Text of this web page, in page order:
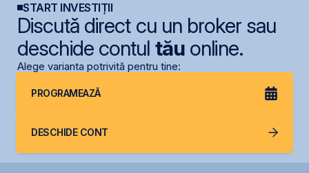
START INVESTIȚII
Discută direct cu un broker sau
deschide contul tăuonline.
Alege varianta potrivită pentru tine:
PROGRAMEAZĂ
DESCHIDE CONT